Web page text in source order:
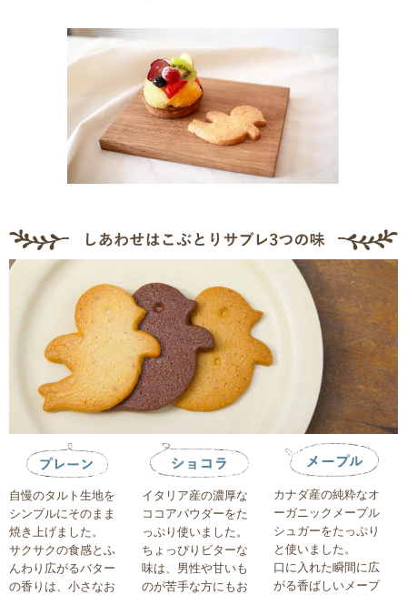
自慢のタルト生地を
シンプルにそのまま
焼き上げました。
サクサクの食感とふ
んわり広がるバター
の香りは、小さなお
イタリア産の濃厚な
ココアパウダーをた
っぷり使いました。
ちょっぴりビターな
味は、男性や甘いも
のが苦手な方にもお
カナダ産の純粋なオ
ーガニックメープル
シュガーをたっぷり
と使いました。
口に入れた瞬間に広
がる香ばしいメープ